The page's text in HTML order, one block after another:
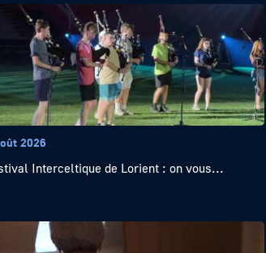
2026
Interceltique de Lorient : on vous...